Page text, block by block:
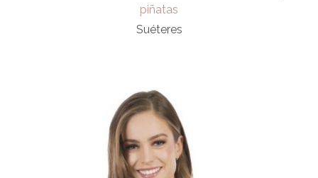
piñatas
Suéteres